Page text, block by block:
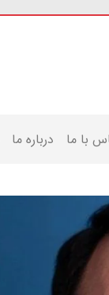
با ما درباره ما